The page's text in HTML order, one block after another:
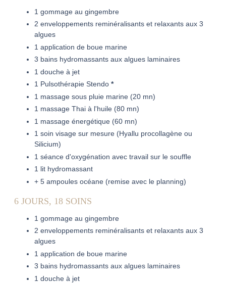
1 gommage au gingembre
2 enveloppements reminéralisants et relaxants aux 3
algues
1 application de boue marine
3 bains hydromassants aux algues laminaires
1 douche à jet
1 Pulsothérapie Stendo *
1 massage sous pluie marine (20 mn)
1 massage Thai à l'huile (80 mn)
1 massage énergétique (60 mn)
1 soin visage sur mesure (Hyallu procollagène ou
Silicium)
1 séance d'oxygénation avec travail sur le souffle
1 lit hydromassant
+ 5 ampoules océane (remise avec le planning)
6 JOURS, 18 SOINS
1 gommage au gingembre
2 enveloppements reminéralisants et relaxants aux 3
algues
1 application de boue marine
3 bains hydromassants aux algues laminaires
1 douche à jet